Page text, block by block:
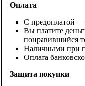
Оплата
С предоплатой
Вы платите
понравившийся
Наличными при
Оплата
Защита покупки